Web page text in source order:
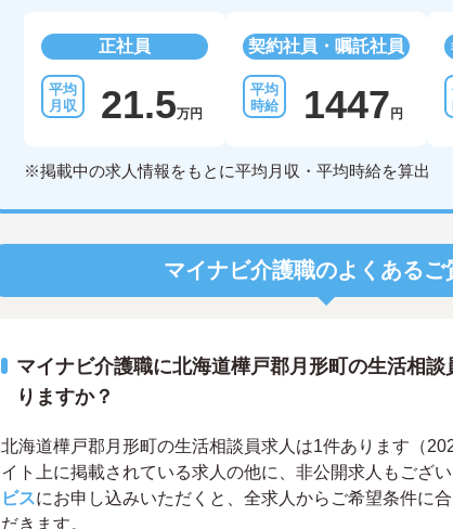
正社員
21.5万円
契約社員・嘱託社員
1447 円
※掲載中の求人情報をもとに平均月収・平均時給を算出
マイナビ介護職のよくあるご
マイナビ介護職に北海道樺戸郡月形町の生活相
りますか？
北海道樺戸郡月形町の生活相談員求人は1件あります（
イト上に掲載されている求人の他に、非公開求人もござい
ビスにお申し込みいただくと、全求人からご希望条件に
だきます。